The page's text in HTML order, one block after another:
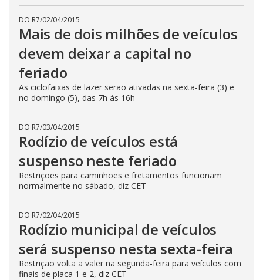
DO R7/02/04/2015
Mais de dois milhões de veículos
devem deixar a capital no
feriado
As ciclofaixas de lazer serão ativadas na sexta-feira (3) e
no domingo (5), das 7h às 16h
DO R7/03/04/2015
Rodízio de veículos está
suspenso neste feriado
Restrições para caminhões e fretamentos funcionam
normalmente no sábado, diz CET
DO R7/02/04/2015
Rodízio municipal de veículos
será suspenso nesta sexta-feira
Restrição volta a valer na segunda-feira para veículos com
finais de placa 1 e 2, diz CET